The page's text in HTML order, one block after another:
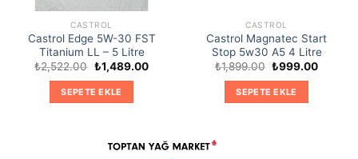
CASTROL
Castrol Edge 5W-30 FST
Titanium LL – 5 Litre
₺2,522.00 Orijinal
fiyat:
₺2,522.00.
₺1,489.00Şu
SEPETE EKLE
CASTROL
Castrol Magnatec Start
Stop 5w30 A5 4 Litre
₺1,899.00 Orijinal
₺1,899.00.
₺999.00Şu
SEPETE EKLE